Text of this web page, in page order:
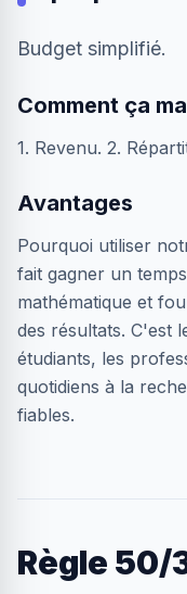
Budget simplifié.
Comment ça
1. Revenu. 2.
Avantages
Pourquoi utiliser
fait gagner un
mathématique et
des résultats. C'est
étudiants, les
quotidiens à la
fiables.
Règle 50/